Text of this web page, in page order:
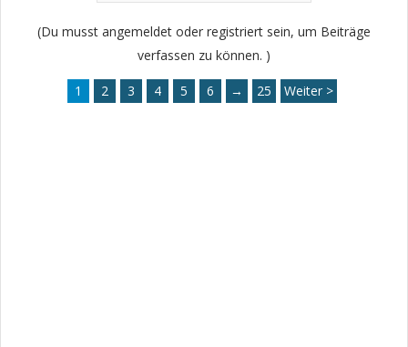
(Du musst angemeldet oder registriert sein, um Beiträge
verfassen zu können. )
1 2 3 4 5 6 → 25 Weiter >